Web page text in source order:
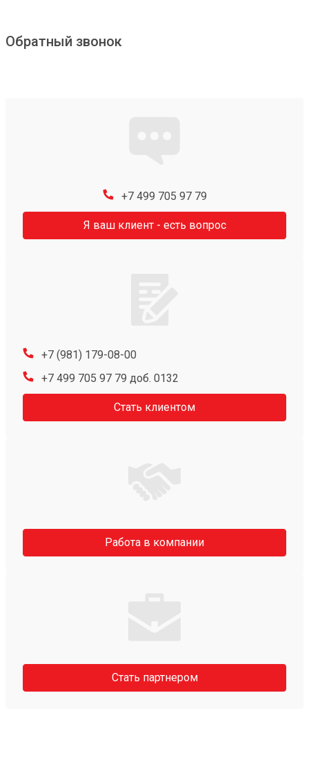
Обратный звонок
+7 499 705 97 79
Я ваш клиент - есть вопрос
+7 (981) 179-08-00
+7 499 705 97 79 доб. 0132
Стать клиентом
Работа в компании
Стать партнером